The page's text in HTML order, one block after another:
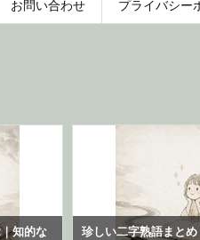
お問い合わせ プライバシー
知的な
珍しい二字熟語まと